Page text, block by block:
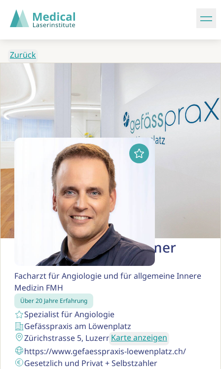
Zurück
Dr. med. Roman Zimmer
Facharzt für Angiologie und für allgemeine Innere
Medizin FMH
Über 20 Jahre Erfahrung
Spezialist für Angiologie
Gefässpraxis am Löwenplatz
Zürichstrasse 5, Luzern Karte anzeigen
https://www.gefaesspraxis-loewenplatz.ch/
Gesetzlich und Privat + Selbstzahler